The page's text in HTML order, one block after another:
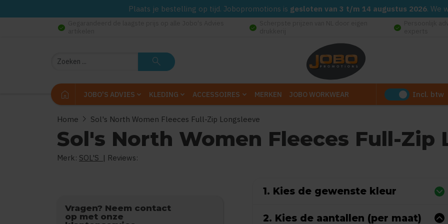
Plaats je bestelling op tijd. Jobopromotions is gesloten van 3 t/m 14 augustus 2026. We
check_circle check_circle check_circle
Zoeken search
home JOBO'S ADVIES KLEDING ACCESSOIRES MERKEN JOBO WORKWEAR Incl. btw
Home chevron_right Sol's North Women Fleeces Full-Zip Longsleeve
Sol's North Women Fleeces Full-Zip
Merk: SOL'S | Reviews:
Vragen? Neem contact
op met onze
1. Kies de gewenste kleur
2. Kies de aantallen (per maat)